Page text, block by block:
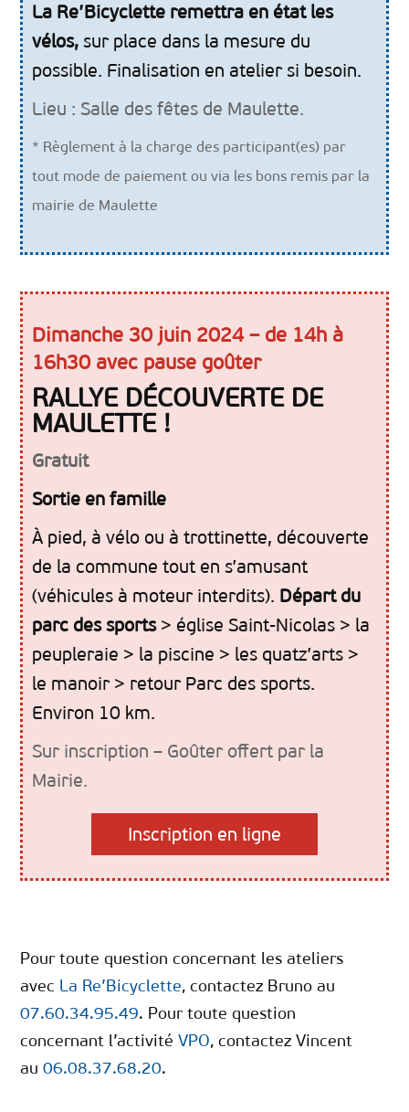
La Re’Bicyclette remettra en état les
vélos, sur place dans la mesure du
possible. Finalisation en atelier si besoin.
Lieu : Salle des fêtes de Maulette.
* Règlement à la charge des participant(es) par
tout mode de paiement ou via les bons remis par la
mairie de Maulette
Dimanche 30 juin 2024 – de 14h à
16h30 avec pause goûter
RALLYE DÉCOUVERTE DE
MAULETTE !
Gratuit
Sortie en famille
À pied, à vélo ou à trottinette, découverte
de la commune tout en s’amusant
(véhicules à moteur interdits). Départ du
parc des sports> église Saint-Nicolas > la
peupleraie > la piscine > les quatz’arts >
le manoir > retour Parc des sports.
Environ 10 km.
Sur inscription – Goûter offert par la
Mairie.
Inscription en ligne
Pour toute question concernant les ateliers
avec La Re’Bicyclette, contactez Bruno au
07.60.34.95.49. Pour toute question
concernant l’activitéVPO, contactez Vincent
au06.08.37.68.20.